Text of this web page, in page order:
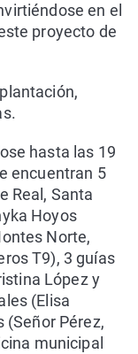
en el
proyecto de
hasta las 19
encuentran 5
Real, Santa
Hoyos
Norte,
T9), 3 guías
López y
(Elisa
(Señor Pérez,
municipal